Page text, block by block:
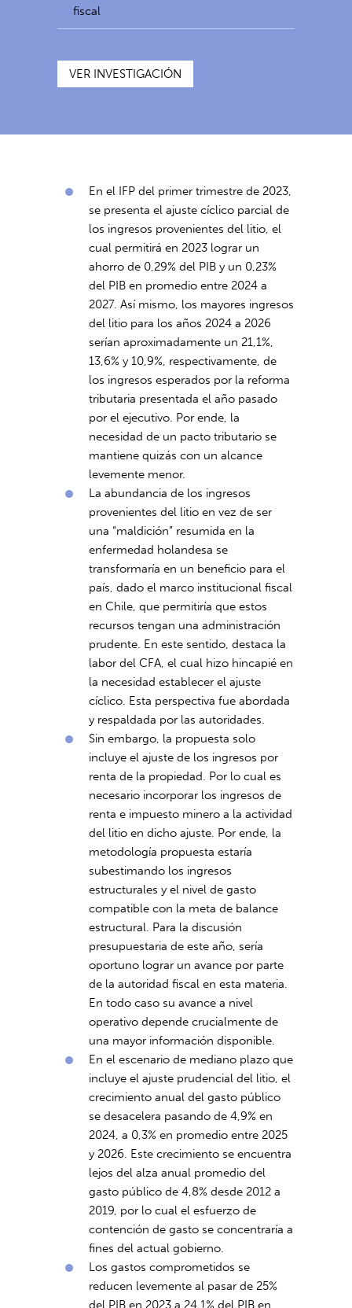
fiscal
VER INVESTIGACIÓN
En el IFP del primer trimestre de 2023,
se presenta el ajuste cíclico parcial de
los ingresos provenientes del litio, el
cual permitirá en 2023 lograr un
ahorro de 0,29% del PIB y un 0,23%
del PIB en promedio entre 2024 a
2027. Así mismo, los mayores ingresos
del litio para los años 2024 a 2026
serían aproximadamente un 21,1%,
13,6% y 10,9%, respectivamente, de
los ingresos esperados por la reforma
tributaria presentada el año pasado
por el ejecutivo. Por ende, la
necesidad de un pacto tributario se
mantiene quizás con un alcance
levemente menor.
La abundancia de los ingresos
provenientes del litio en vez de ser
una “maldición” resumida en la
enfermedad holandesa se
transformaría en un beneficio para el
país, dado el marco institucional fiscal
en Chile, que permitiría que estos
recursos tengan una administración
prudente. En este sentido, destaca la
labor del CFA, el cual hizo hincapié en
la necesidad establecer el ajuste
cíclico. Esta perspectiva fue abordada
y respaldada por las autoridades.
Sin embargo, la propuesta solo
incluye el ajuste de los ingresos por
renta de la propiedad. Por lo cual es
necesario incorporar los ingresos de
renta e impuesto minero a la actividad
del litio en dicho ajuste. Por ende, la
metodología propuesta estaría
subestimando los ingresos
estructurales y el nivel de gasto
compatible con la meta de balance
estructural. Para la discusión
presupuestaria de este año, sería
oportuno lograr un avance por parte
de la autoridad fiscal en esta materia.
En todo caso su avance a nivel
operativo depende crucialmente de
una mayor información disponible.
En el escenario de mediano plazo que
incluye el ajuste prudencial del litio, el
crecimiento anual del gasto público
se desacelera pasando de 4,9% en
2024, a 0,3% en promedio entre 2025
y 2026. Este crecimiento se encuentra
lejos del alza anual promedio del
gasto público de 4,8% desde 2012 a
2019, por lo cual el esfuerzo de
contención de gasto se concentraría a
fines del actual gobierno.
Los gastos comprometidos se
reducen levemente al pasar de 25%
del PIB en 2023 a 24,1% del PIB en